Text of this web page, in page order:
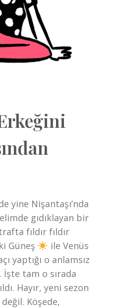
yine Nişantaşı’nda
gıdıklayan bir
fıldır fıldır
Güneş
ile Venüs
yaptığı o anlamsız
İşte tam o sırada
Hayır, yeni sezon
Köşede,